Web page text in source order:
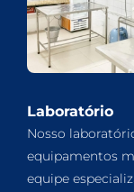
Laboratório
Nosso
equipamentos
equipe